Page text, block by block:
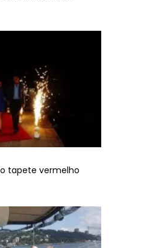
tapete vermelho